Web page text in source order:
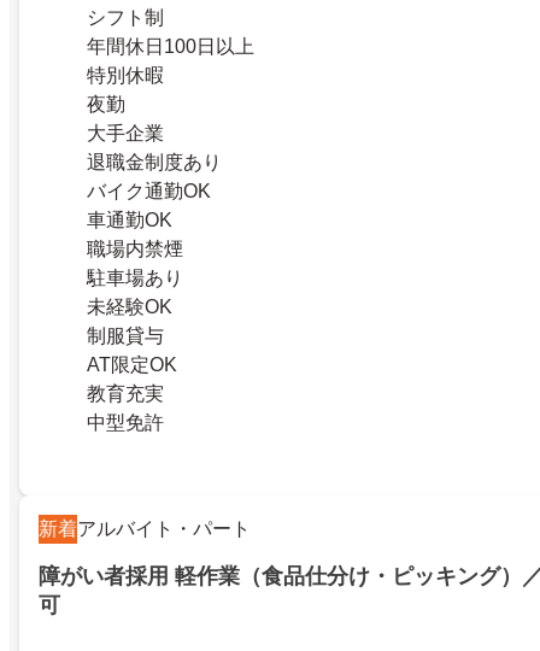
シフト制
年間休日100日以上
特別休暇
夜勤
大手企業
退職金制度あり
バイク通勤OK
車通勤OK
職場内禁煙
駐車場あり
未経験OK
制服貸与
AT限定OK
教育充実
中型免許
新着アルバイト・パート
障がい者採用 軽作業（食品仕分け・ピッキング）
可